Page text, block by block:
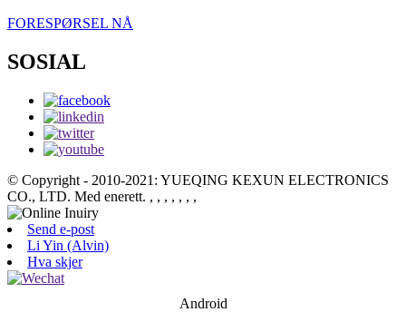
FORESPØRSEL NÅ
SOSIAL
© Copyright - 2010-2021: YUEQING KEXUN ELECTRONICS
CO., LTD. Med enerett. , , , , , , ,
Send e-post
Li Yin (Alvin)
Hva skjer
Android